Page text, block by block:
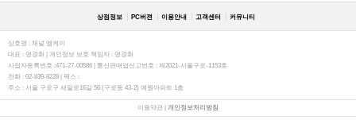
상점정보 PC버젼 이용안내 고객센터 커뮤니티
상호명 : 채널 엠케이
대표 : 명경화 | 개인정보 보호 책임자 : 명경화
사업자등록번호 :471-27-00586 | 통신판매업신고번호 : 제2021-서울구로-1153호
전화 : 02-839-8228 | 팩스 :
주소 : ​서울 구로구 새말로16길 56 (구로동 43-2) 예원아파트 1층
이용약관 | 개인정보처리방침